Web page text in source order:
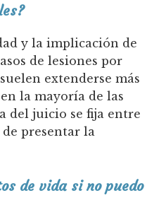
y la implicación de
de lesiones por
extenderse más
la mayoría de las
del juicio se fija entre
de presentar la
de vida si no puedo